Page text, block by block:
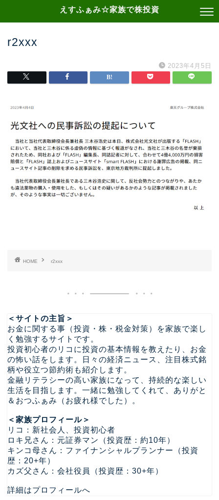
えすふぁみ☆家族で株投資
r2xxx
2023年4月5日
HOME r2xxx
＜サイトの主旨＞
お金に関する事（投資・株・税金対策）を家族で楽し
く勉強するサイトです。
投資初心者のリコに投資の基本情報を教えたり、お金
の怖い話をします。日々の経済ニュース、注目株式銘
柄や役立つ節約術も紹介します。
金融リテラシーの高い家族になって、持続的な楽しい
生活を目指します。一緒に勉強してくれて、ありがと
＆おつふぁみ（お疲れ様でした）。
＜家族プロフィール＞
リコ：新社会人、投資初心者
ロキ兄さん：元証券マン（投資歴：約10年）
キンコ母さん：ファイナンシャルプランナー（投資
歴：20+年）
カズ父さん：会社役員（投資歴：30+年）
詳細はプロフィールへ